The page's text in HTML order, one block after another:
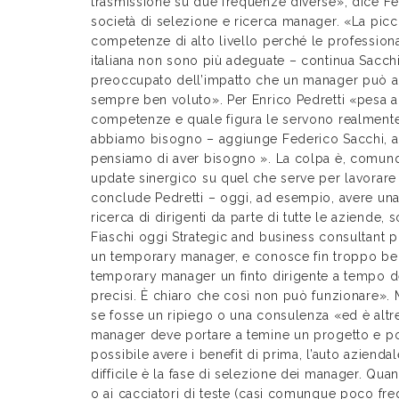
società di selezione e ricerca manager. «La
competenze di alto livello perché le
italiana non sono più adeguate – continua
preoccupato dell’impatto che un manager può
sempre ben voluto». Per Enrico Pedretti «pesa
competenze e quale figura le servono
abbiamo bisogno – aggiunge Federico Sacchi,
pensiamo di aver bisogno ». La colpa è,
update sinergico su quel che serve per
conclude Pedretti – oggi, ad esempio, avere
ricerca di dirigenti da parte di tutte le aziende,
Fiaschi oggi Strategic and business consultant
un temporary manager, e conosce fin troppo
temporary manager un finto dirigente a tempo
precisi. È chiaro che così non può
se fosse un ripiego o una consulenza «ed è
manager deve portare a temine un progetto e
possibile avere i benefit di prima, l’auto
difficile è la fase di selezione dei manager.
o ai cacciatori di teste (casi comunque poco